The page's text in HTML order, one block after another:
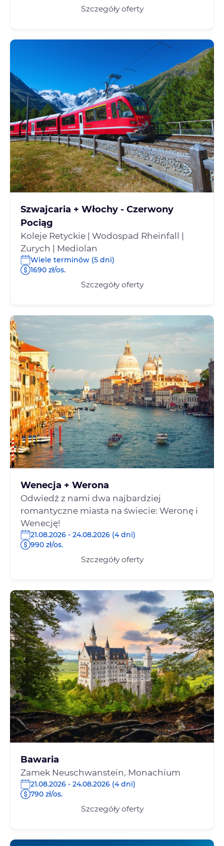
Szczegóły oferty
Szwajcaria + Włochy - Czerwony
Pociąg
Koleje Retyckie | Wodospad Rheinfall |
Zurych | Mediolan
Wiele terminów (5 dni)
1690 zł/os.
Szczegóły oferty
Wenecja + Werona
Odwiedź z nami dwa najbardziej
romantyczne miasta na świecie: Weronę i
Wenecję!
21.08.2026 - 24.08.2026 (4 dni)
990 zł/os.
Szczegóły oferty
Bawaria
Zamek Neuschwanstein, Monachium
21.08.2026 - 24.08.2026 (4 dni)
790 zł/os.
Szczegóły oferty